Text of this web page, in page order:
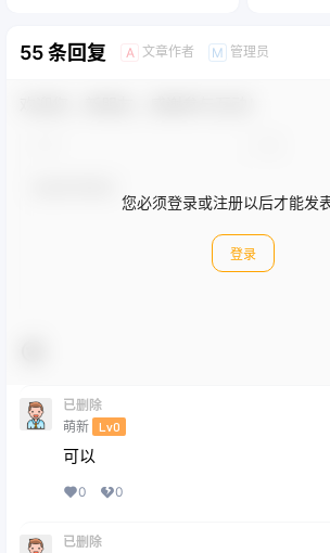
55 条回复 A 文章作者 M 管理员
您必须登录或注册以后才能发
登录
已删除
萌新 Lv0
可以
0 0
已删除